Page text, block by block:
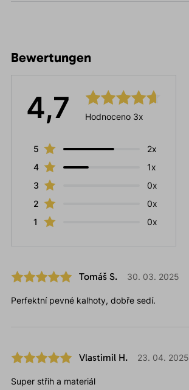
Bewertungen
4,7 Hodnoceno 3x
5
2x
4
1x
3
0x
2
0x
1
0x
Tomáš S. 30. 03. 2025
Perfektní pevné kalhoty, dobře sedí.
Vlastimil H. 23. 04. 2025
Super střih a materiál